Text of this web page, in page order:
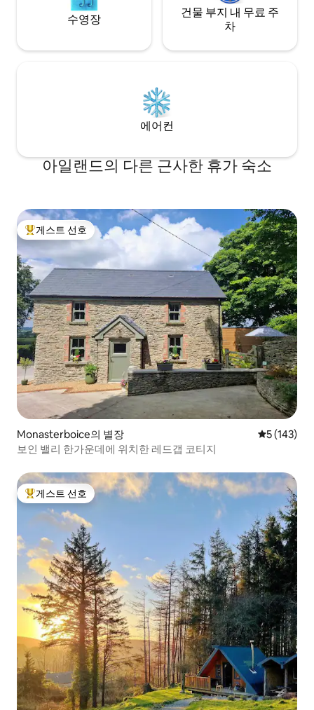
수영장
건물 부지 내 무료 주
차
에어컨
아일랜드의 다른 근사한 휴가 숙소
상위 게스트 선호
게스트 선호
Monasterboice의 별장 평점 5점(5
5 (143)
보인 밸리 한가운데에 위치한 레드갭 코티지
상위 게스트 선호
게스트 선호